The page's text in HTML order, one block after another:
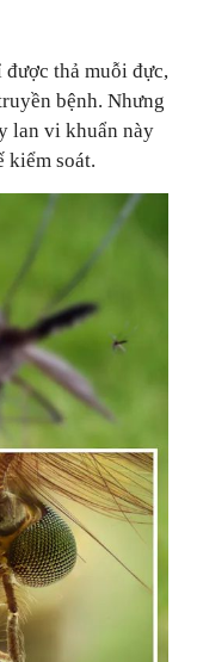
được thả muỗi đực,
bệnh. Nhưng
lan vi khuẩn này
kiểm soát.